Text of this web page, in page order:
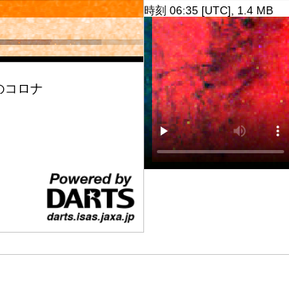
コロナ
時刻 06:35 [UTC], 1.4 MB